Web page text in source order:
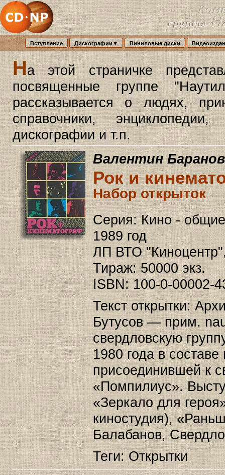
Вступление Дискографии▼ Виниловые диски
На этой страничке
посвященные группе
рассказывается о людях,
справочники,
дискографии и т.п.
Валентин
Рок и
Набор открыток
Серия: Кино -
1989 год
ЛП ВТО
Тираж: 50000 экз.
ISBN: 100-0-00002-
Текст открытки:
Бутусов — прим.
свердловскую
1980 года в
присоединившей к
«Помпилиус».
«Зеркало для
киностудия),
Балабанов,
Теги: Открытки